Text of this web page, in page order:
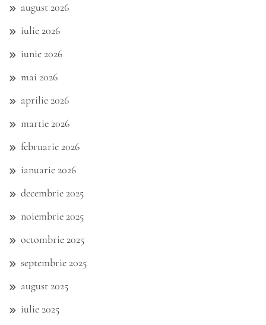
august 2026
iulie 2026
iunie 2026
mai 2026
aprilie 2026
martie 2026
februarie 2026
ianuarie 2026
decembrie 2025
noiembrie 2025
octombrie 2025
septembrie 2025
august 2025
iulie 2025